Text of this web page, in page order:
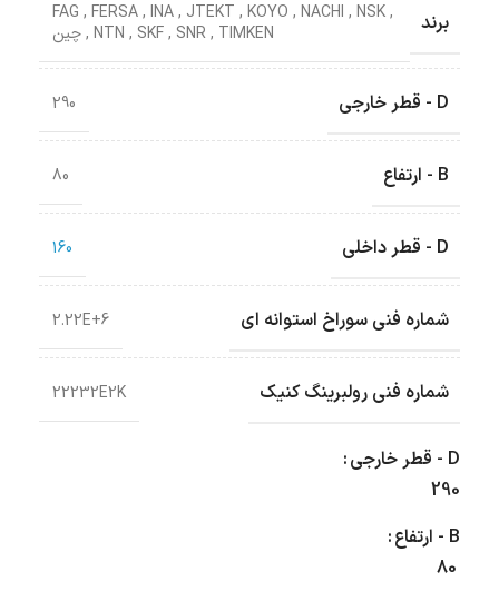
برند FAG , FERSA, INA, JTEKT , KOYO , NACHI , NSK,
NTN , SKF, SNR, TIMKEN
,چین
D - قطر خارجی 290
B - ارتفاع 80
D - قطر داخلی 160
شماره فنی سوراخ استوانه ای 2.22E+6
شماره فنی رولبرینگ کنیک 22232E2K
D - قطر خارجی
290
B - ارتفاع
80